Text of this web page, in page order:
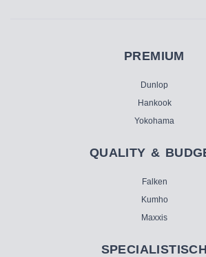
PREMIUM
Dunlop
Hankook
Yokohama
QUALITY &
Falken
Kumho
Maxxis
SPECIALISTISCH